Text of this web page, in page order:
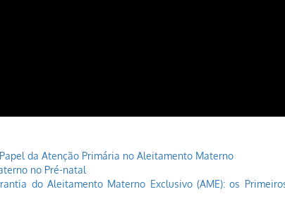
da Atenção Primária no Aleitamento Materno
no Pré-natal
do Aleitamento Materno Exclusivo (AME): os